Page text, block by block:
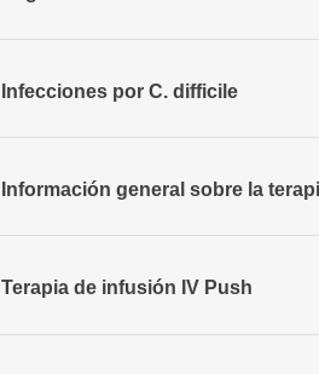
Infecciones por C. difficile
Información general sobre la
Terapia de infusión IV Push